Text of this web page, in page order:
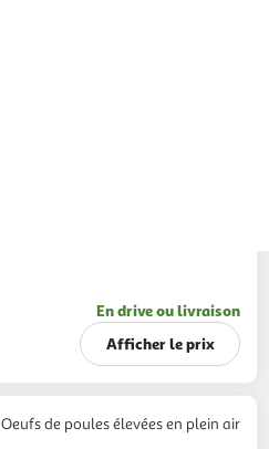
En drive ou livraison
Afficher le prix
Oeufs de poules élevées en plein air